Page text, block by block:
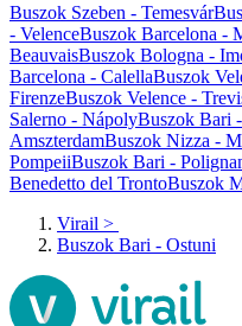
Buszok Szeben - Temesvár
- VelenceBuszok Barcelona -
BeauvaisBuszok Bologna -
Barcelona - CalellaBuszok
FirenzeBuszok Velence -
Salerno - NápolyBuszok Bari
AmszterdamBuszok Nizza -
PompeiiBuszok Bari -
Benedetto del TrontoBuszok
Virail >
Buszok Bari - Ostuni